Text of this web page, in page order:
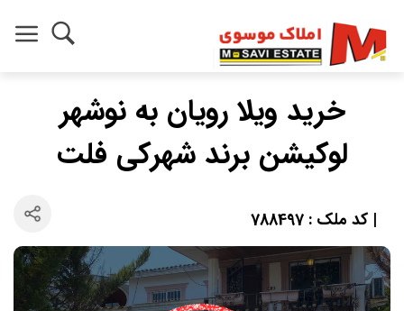
خرید ویلا رویان به نوشهر
لوکیشن برند شهرکی فلت
| کد ملک : 788497